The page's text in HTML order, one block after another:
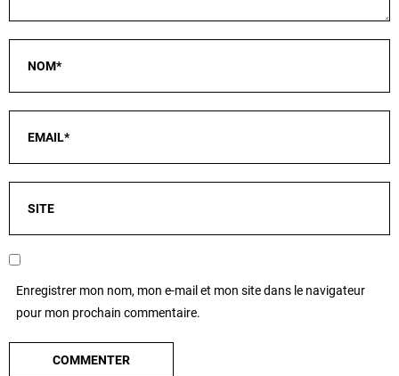
Enregistrer mon nom, mon e-mail et mon site dans le navigateur
pour mon prochain commentaire.